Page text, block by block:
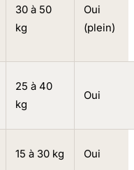
30 à 50
kg
Oui
(plein)
25 à 40
kg
Oui
15 à 30 kg Oui